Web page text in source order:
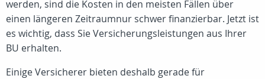
werden, sind die Kosten in den meisten Fällen über
einen längeren Zeitraumnur schwer finanzierbar. Jetzt ist
es wichtig, dass Sie Versicherungsleistungen aus Ihrer
BU erhalten.
Einige Versicherer bieten deshalb gerade für